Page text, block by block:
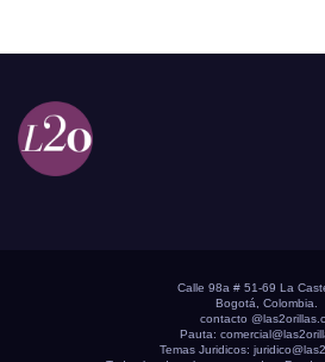
Calle 98a # 51-69 La
Bogotá, Colombia.
contacto
Pauta:
Temas Juridicos: